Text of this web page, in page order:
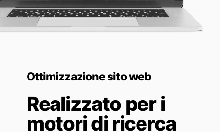
Ottimizzazione sito web
Realizzato per i
motori di ricerca